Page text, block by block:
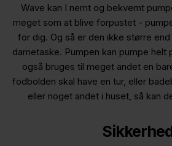
Wave kan I nemt og bekvemt
meget som at blive forpustet -
for dig. Og så er den ikke større
dametaske. Pumpen kan pumpe helt
også bruges til meget andet en
fodbolden skal have en tur, eller
eller noget andet i huset, så kan